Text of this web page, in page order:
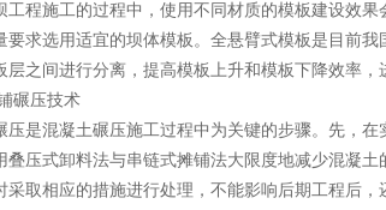
工程施工的过程中，使用不同材质的模板建设效
要求选用适宜的坝体模板。全悬臂式模板是目前
层之间进行分离，提高模板上升和模板下降效率，
碾压技术
压是混凝土碾压施工过程中为关键的步骤。先，
叠压式卸料法与串链式摊铺法大限度地减少混凝
采取相应的措施进行处理，不能影响后期工程后